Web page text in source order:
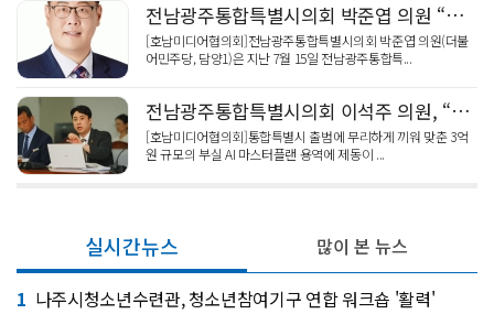
전남광주통합특별시의회 박준엽 의원 “전남ㆍ광주 교육수당 통합, ‘하향 평준화’ 절대 안돼”
[호남미디어협의회]전남광주통합특별시의회 박준엽 의원(더불
어민주당, 담양1)은 지난 7월 15일 전남광주통합특...
전남광주통합특별시의회 이석주 의원, “3억 ‘AI 마스터플랜’ 원점 재검토해야!”
[호남미디어협의회]통합특별시 출범에 무리하게 끼워 맞춘 3억
원 규모의 부실 AI 마스터플랜 용역에 제동이 ...
실시간뉴스
1 나주시청소년수련관, 청소년참여기구 연합 워크숍 '활력'
많이 본 뉴스